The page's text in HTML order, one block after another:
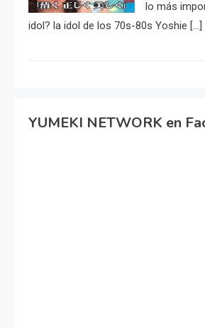
lo más
idol? la idol de los 70s-80s Yoshie […]
YUMEKI NETWORK en